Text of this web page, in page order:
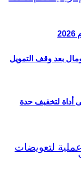
بعد وقف التمويل
أداة لتخفيف حدة